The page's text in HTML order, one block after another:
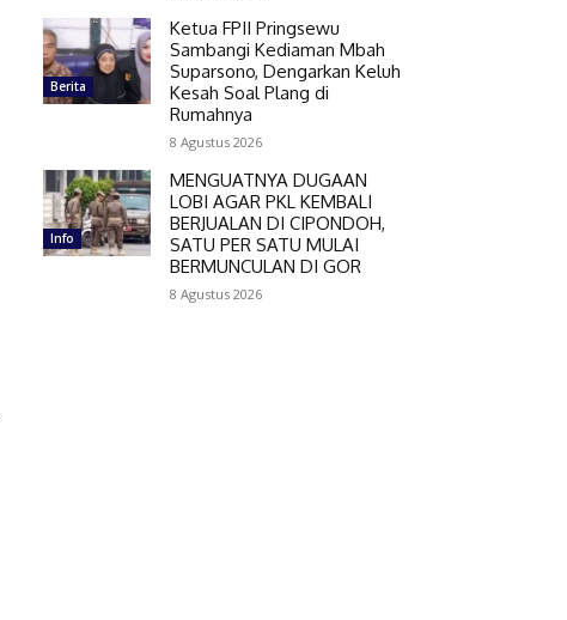
Berita
Ketua FPII Pringsewu
Sambangi Kediaman Mbah
Suparsono, Dengarkan Keluh
Kesah Soal Plang di
Rumahnya
8 Agustus 2026
Info
MENGUATNYA DUGAAN
LOBI AGAR PKL KEMBALI
BERJUALAN DI CIPONDOH,
SATU PER SATU MULAI
BERMUNCULAN DI GOR
8 Agustus 2026